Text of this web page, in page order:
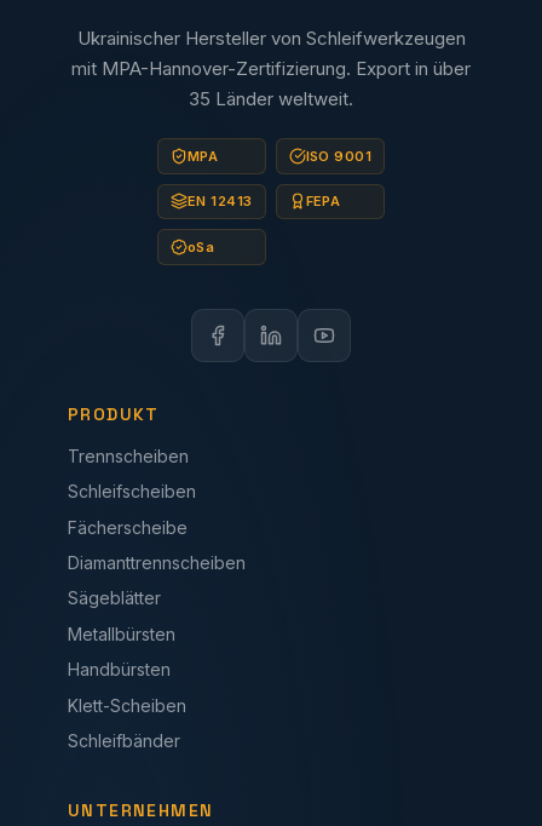
Ukrainischer Hersteller von Schleifwerkzeugen
mit MPA-Hannover-Zertifizierung. Export in über
35 Länder weltweit.
MPA ISO 9001
EN 12413 FEPA
oSa
PRODUKT
Trennscheiben
Schleifscheiben
Fächerscheibe
Diamanttrennscheiben
Sägeblätter
Metallbürsten
Handbürsten
Klett-Scheiben
Schleifbänder
UNTERNEHMEN